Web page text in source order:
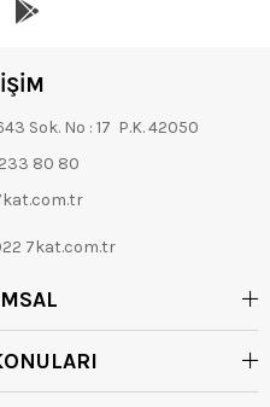
Sok. No : 17 P.K. 42050
80 80
7kat.com.tr